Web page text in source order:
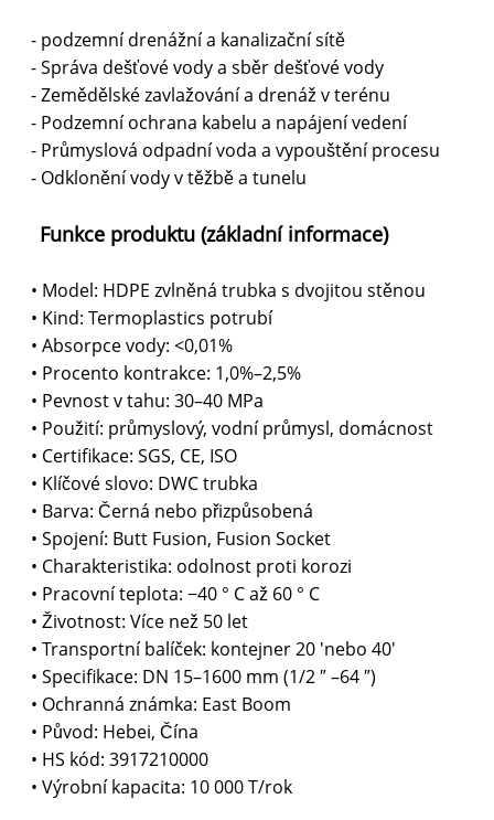
- podzemní drenážní a kanalizační sítě
- Správa dešťové vody a sběr dešťové vody
- Zemědělské zavlažování a drenáž v terénu
- Podzemní ochrana kabelu a napájení vedení
- Průmyslová odpadní voda a vypouštění procesu
- Odklonění vody v těžbě a tunelu
Funkce produktu (základní informace)
• Model: HDPE zvlněná trubka s dvojitou stěnou
• Kind: Termoplastics potrubí
• Absorpce vody: <0,01%
• Procento kontrakce: 1,0%–2,5%
• Pevnost v tahu: 30–40 MPa
• Použití: průmyslový, vodní průmysl, domácnost
• Certifikace: SGS, CE, ISO
• Klíčové slovo: DWC trubka
• Barva: Černá nebo přizpůsobená
• Spojení: Butt Fusion, Fusion Socket
• Charakteristika: odolnost proti korozi
• Pracovní teplota: −40 ° C až 60 ° C
• Životnost: Více než 50 let
• Transportní balíček: kontejner 20 'nebo 40'
• Specifikace: DN 15–1600 mm (1/2 ″ –64 ″)
• Ochranná známka: East Boom
• Původ: Hebei, Čína
• HS kód: 3917210000
• Výrobní kapacita: 10 000 T/rok